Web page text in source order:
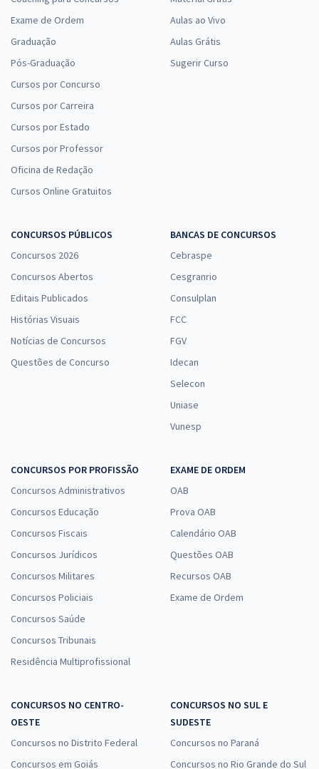
Exame de Ordem
Graduação
Pós-Graduação
Cursos por Concurso
Cursos por Carreira
Cursos por Estado
Cursos por Professor
Oficina de Redação
Cursos Online Gratuitos
Aulas ao Vivo
Aulas Grátis
Sugerir Curso
CONCURSOS PÚBLICOS
Concursos 2026
Concursos Abertos
Editais Publicados
Histórias Visuais
Notícias de Concursos
Questões de Concurso
BANCAS DE CONCURSOS
Cebraspe
Cesgranrio
Consulplan
FCC
FGV
Idecan
Selecon
Uniase
Vunesp
CONCURSOS POR PROFISSÃO
Concursos Administrativos
Concursos Educação
Concursos Fiscais
Concursos Jurídicos
Concursos Militares
Concursos Policiais
Concursos Saúde
Concursos Tribunais
Residência Multiprofissional
EXAME DE ORDEM
OAB
Prova OAB
Calendário OAB
Questões OAB
Recursos OAB
Exame de Ordem
CONCURSOS NO CENTRO-
OESTE
Concursos no Distrito Federal
Concursos em Goiás
CONCURSOS NO SUL E
SUDESTE
Concursos no Paraná
Concursos no Rio Grande do Sul